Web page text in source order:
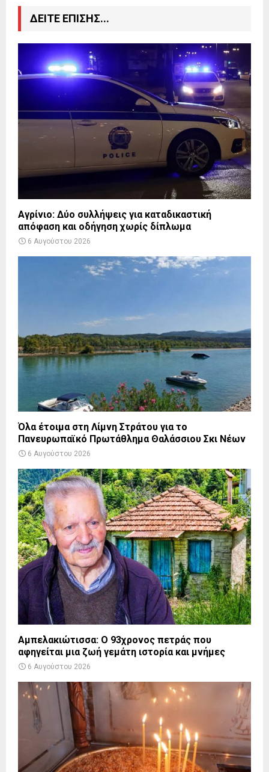
ΔΕΙΤΕ ΕΠΙΣΗΣ...
Αγρίνιο: Δύο συλλήψεις για καταδικαστική
απόφαση και οδήγηση χωρίς δίπλωμα
6 Αυγούστου 2026
Όλα έτοιμα στη Λίμνη Στράτου για το
Πανευρωπαϊκό Πρωτάθλημα Θαλάσσιου Σκι Νέων
6 Αυγούστου 2026
Αμπελακιώτισσα: Ο 93χρονος πετράς που
αφηγείται μια ζωή γεμάτη ιστορία και μνήμες
6 Αυγούστου 2026